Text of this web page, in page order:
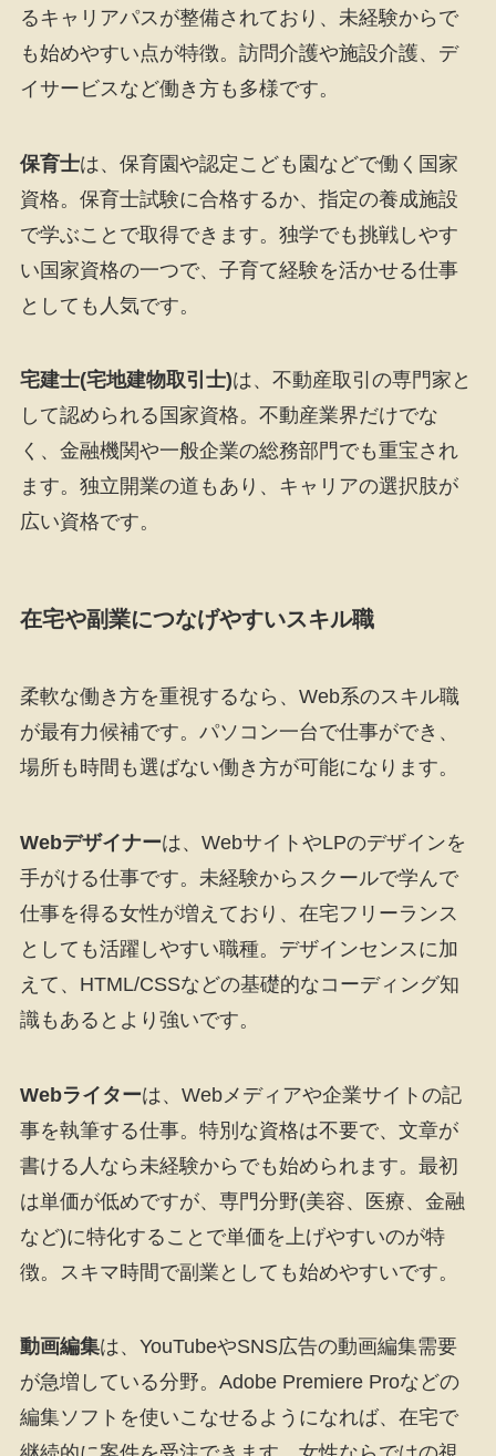
るキャリアパスが整備されており、未経験からで
も始めやすい点が特徴。訪問介護や施設介護、デ
イサービスなど働き方も多様です。
保育士は、保育園や認定こども園などで働く国家
資格。保育士試験に合格するか、指定の養成施設
で学ぶことで取得できます。独学でも挑戦しやす
い国家資格の一つで、子育て経験を活かせる仕事
としても人気です。
宅建士(宅地建物取引士)は、不動産取引の専門家と
して認められる国家資格。不動産業界だけでな
く、金融機関や一般企業の総務部門でも重宝され
ます。独立開業の道もあり、キャリアの選択肢が
広い資格です。
在宅や副業につなげやすいスキル職
柔軟な働き方を重視するなら、Web系のスキル職
が最有力候補です。パソコン一台で仕事ができ、
場所も時間も選ばない働き方が可能になります。
Webデザイナーは、WebサイトやLPのデザインを
手がける仕事です。未経験からスクールで学んで
仕事を得る女性が増えており、在宅フリーランス
としても活躍しやすい職種。デザインセンスに加
えて、HTML/CSSなどの基礎的なコーディング知
識もあるとより強いです。
Webライターは、Webメディアや企業サイトの記
事を執筆する仕事。特別な資格は不要で、文章が
書ける人なら未経験からでも始められます。最初
は単価が低めですが、専門分野(美容、医療、金融
など)に特化することで単価を上げやすいのが特
徴。スキマ時間で副業としても始めやすいです。
動画編集は、YouTubeやSNS広告の動画編集需要
が急増している分野。Adobe Premiere Proなどの
編集ソフトを使いこなせるようになれば、在宅で